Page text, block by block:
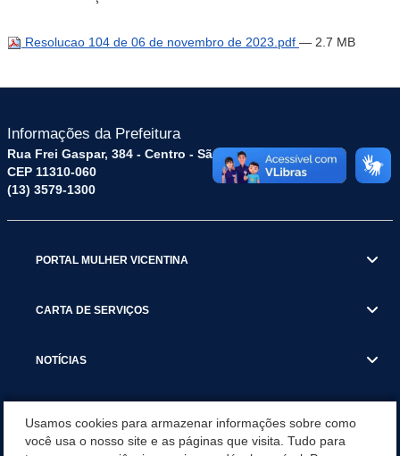
Resolucao 104 de 06 de novembro de 2023.pdf — 2.7 MB
Informações da Prefeitura
Rua Frei Gaspar, 384 - Centro - São Vicente / SP
CEP 11310-060
(13) 3579-1300
PORTAL MULHER VICENTINA
CARTA DE SERVIÇOS
NOTÍCIAS
Usamos cookies para armazenar informações sobre como
você usa o nosso site e as páginas que visita. Tudo para